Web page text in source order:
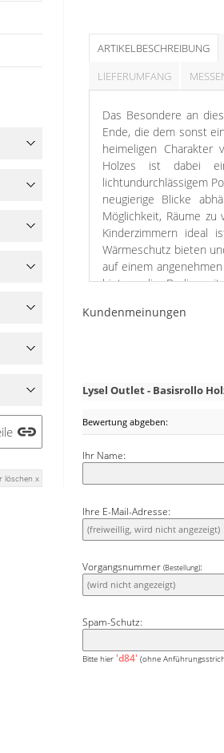
löschen x
ARTIKELBESCHREIBUNG
LIEFERUMFANG
Das Besondere an
Ende, die dem sonst
heimeligen Charakter
Holzes ist dabei
lichtundurchlässigem
neugierige Blicke
Möglichkeit, Räume
Kinderzimmern ideal
Wärmeschutz bieten
auf einem
hinten, die
vornehmen
dennoch im Raum
heimelige,
ausgezeichnet.
Naturmaterialien und
Pflanzen, zu gestalten.
Kundenmeinungen
Lysel Outlet - Basisrollo
Bewertung abgeben:
Ihr Name:
Ihre E-Mail-Adresse:
Vorgangsnummer (Bestellung):
Spam-Schutz:
Bitte hier 'd84' (ohne